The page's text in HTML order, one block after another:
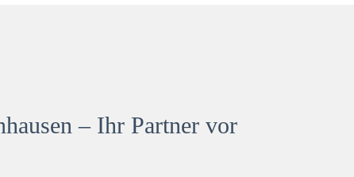
– Ihr Partner vor